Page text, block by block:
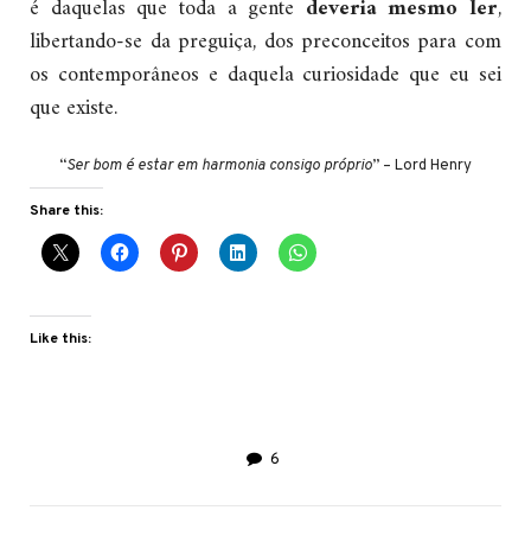
é daquelas que toda a gente deveria mesmo ler,
libertando-se da preguiça, dos preconceitos para com
os contemporâneos e daquela curiosidade que eu sei
que existe.
“Ser bom é estar em harmonia consigo próprio” – Lord Henry
Share this:
Like this:
6